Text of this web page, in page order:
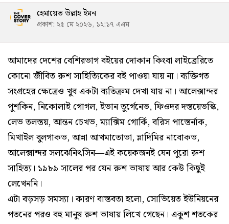
হেমায়েত উল্লাহ ইমন
প্রকাশ: ২৫ মে ২০২৬, ১২:১৭ এএম
আমাদের দেশের বেশিরভাগ বইয়ের দোকান কিংবা লাইব্রেরিতে
কোনো জীবিত রুশ সাহিত্যিকের বই পাওয়া যায় না। ব্যক্তিগত
সংগ্রহের ক্ষেত্রেও খুব একটা ব্যতিক্রম দেখা যায় না। আলেক্সান্দর
পুশকিন, নিকোলাই গোগল, ইভান তুর্গেনেভ, ফিওদর দস্তয়েভস্কি,
লেভ তলস্তয়, আন্তন চেখভ, ম্যাক্সিম গোর্কি, বরিস পাস্তের্নাক,
মিখাইল বুলগাকভ, আন্না আখমাতোভা, ভ্লাদিমির নাবোকভ,
আলেক্সান্দর সলঝেনিৎসিন—এই কয়েকজনই যেন পুরো রুশ
সাহিত্য। ১৯৮৯ সালের পর যেন রুশ ভাষায় আর কেউ কিছুই
লেখেননি।
এটা বড়সড় সমস্যা। কারণ বাস্তবতা হলো, সোভিয়েত ইউনিয়নের
পতনের পরও বহু মানুষ রুশ ভাষায় লিখে গেছেন। একুশ শতকের